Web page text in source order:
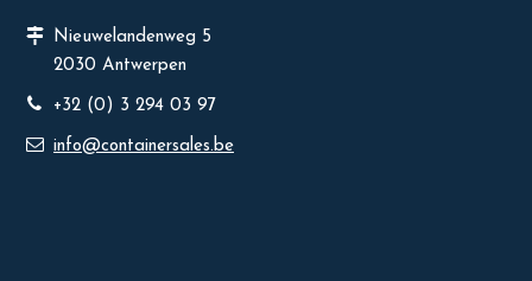
Nieuwelandenweg 5
2030 Antwerpen
+32 (0) 3 294 03 97
info@containersales.be